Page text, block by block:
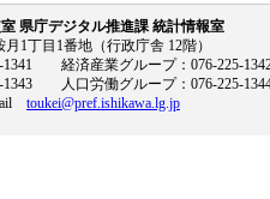
県庁デジタル推進課 統計情報室
1丁目1番地（行政庁舎 12階）
1341 経済産業グループ：076-225-
1343 人口労働グループ：076-225-
toukei@pref.ishikawa.lg.jp